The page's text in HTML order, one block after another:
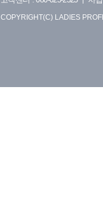
COPYRIGHT(C) LADIES